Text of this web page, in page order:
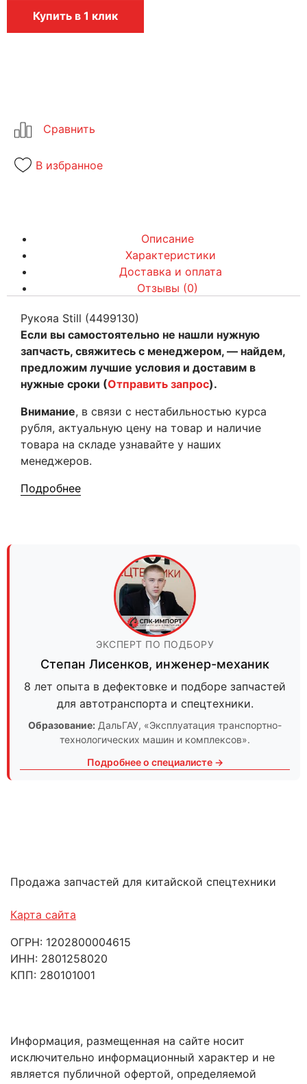
Купить в 1 клик
В избранное
Описание
Характеристики
Доставка и оплата
Отзывы (0)
Рукояа Still (4499130)
Если вы самостоятельно не нашли нужную
запчасть, свяжитесь с менеджером, — найдем,
предложим лучшие условия и доставим в
нужные сроки (Отправить запрос).
Внимание, в связи с нестабильностью курса
рубля, актуальную цену на товар и наличие
товара на складе узнавайте у наших
менеджеров.
Подробнее
ЭКСПЕРТ ПО ПОДБОРУ
Степан Лисенков, инженер-механик
8 лет опыта в дефектовке и подборе запчастей
для автотранспорта и спецтехники.
Образование: ДальГАУ, «Эксплуатация транспортно-
технологических машин и комплексов».
Подробнее о специалисте →
Продажа запчастей для китайской спецтехники
Карта сайта
ОГРН: 1202800004615
ИНН: 2801258020
КПП: 280101001
Информация, размещенная на сайте носит
исключительно информационный характер и не
является публичной офертой, определяемой